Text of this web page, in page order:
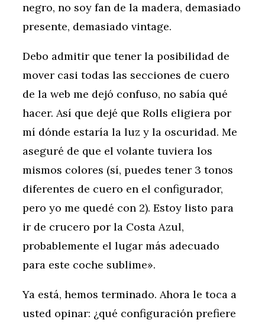
negro, no soy fan de la madera, demasiado
presente, demasiado vintage.
Debo admitir que tener la posibilidad de
mover casi todas las secciones de cuero
de la web me dejó confuso, no sabía qué
hacer. Así que dejé que Rolls eligiera por
mí dónde estaría la luz y la oscuridad. Me
aseguré de que el volante tuviera los
mismos colores (sí, puedes tener 3 tonos
diferentes de cuero en el configurador,
pero yo me quedé con 2). Estoy listo para
ir de crucero por la Costa Azul,
probablemente el lugar más adecuado
para este coche sublime».
Ya está, hemos terminado. Ahora le toca a
usted opinar: ¿qué configuración prefiere